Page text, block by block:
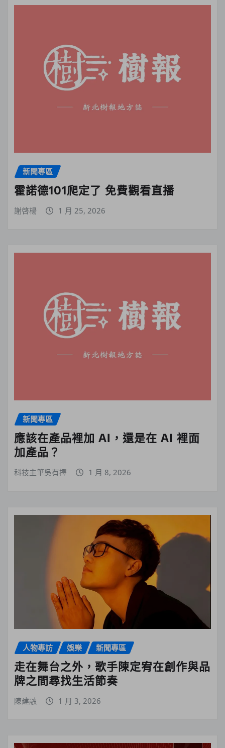
新聞專區
霍諾德101爬定了 免費觀看直播
謝啓楊 1 月 25, 2026
新聞專區
應該在產品裡加 AI，還是在 AI 裡面
加產品？
科技主筆吳有擇 1 月 8, 2026
人物專訪 娛樂 新聞專區
走在舞台之外，歌手陳定宥在創作與品
牌之間尋找生活節奏
陳建融 1 月 3, 2026